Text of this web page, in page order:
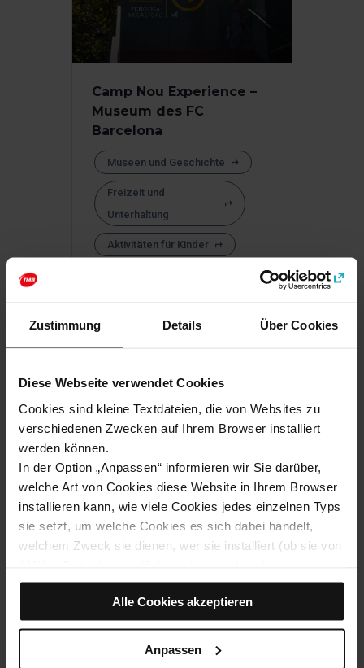
Zustimmung Details Über Cookies
Diese Webseite verwendet Cookies
Cookies sind kleine Textdateien, die von Websites zu
verschiedenen Zwecken auf Ihrem Browser installiert
werden können.
In der Option „Anpassen“ informieren wir Sie darüber,
welche Art von Cookies diese Website in Ihrem Browser
installieren kann, wie viele Cookies jedes einzelnen Typs
sie setzt, um welche Cookies es sich dabei handelt,
welchem Zweck sie dienen, wer sie installiert (ob sie von
auf dem Browser verbleiben.
Wenn im Cookie-Feld (0) angezeigt wird, bedeutet dies,
dass keine Cookies dieses Typs gesetzt wurden.
Wenn Sie die Option „Alle Cookies akzeptieren“ wählen,
Alle Cookies akzeptieren
Anpassen
Camp Nou Experience –
Museum des FC
Barcelona
Museen und Geschichte
Freizeit und
Unterhaltung
Aktivitäten für Kinder
CosmoCaixa
Museen und Geschichte